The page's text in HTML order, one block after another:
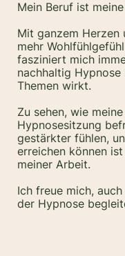
Mein Beruf ist
Mit ganzem Herzen
mehr
fasziniert mich
nachhaltig
Themen wirkt.
Zu sehen, wie
Hypnosesitzung
gestärkter fühlen,
erreichen können
meiner Arbeit.
Ich freue mich,
der Hypnose